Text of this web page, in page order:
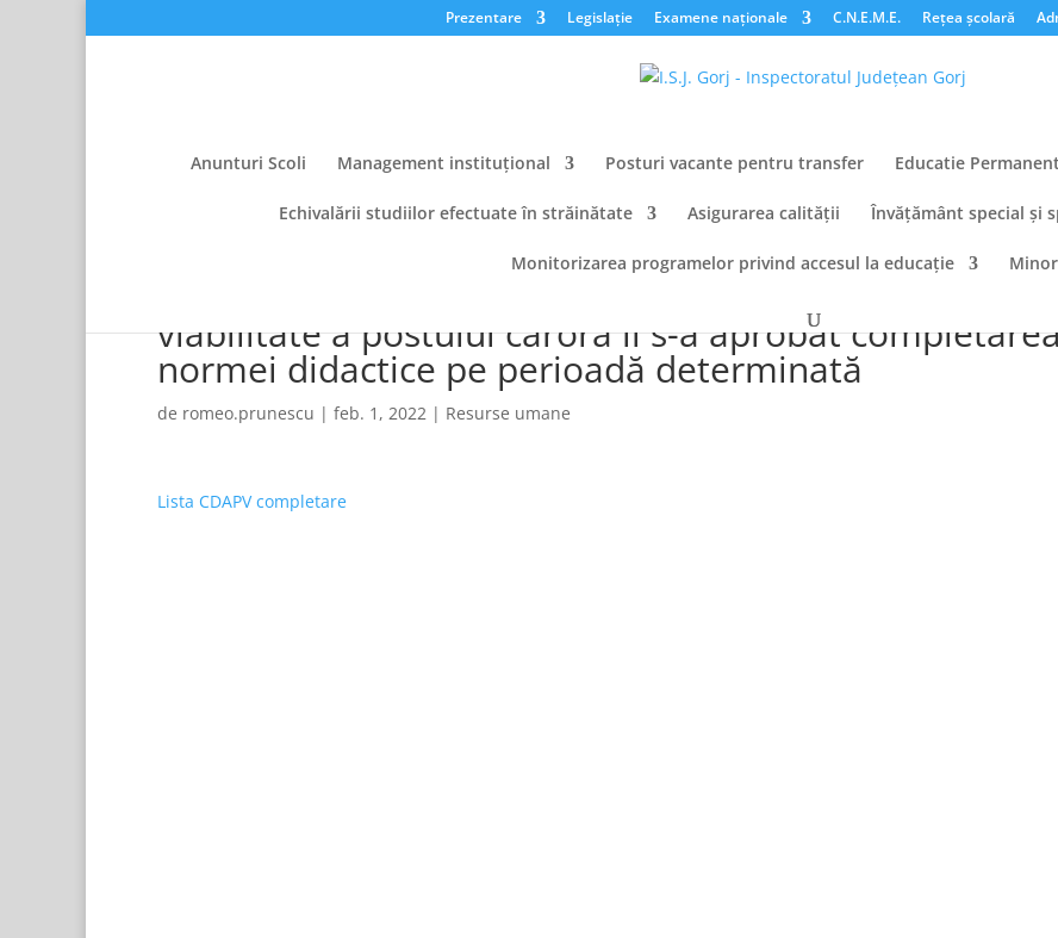
Prezentare Legislație Examene naționale C.N.E.M.E. Rețea școlară
Anunturi Scoli Management instituțional Posturi vacante pentru transfer Educatie
Echivalării studiilor efectuate în străinătate Asigurarea calității Învățământ special și
Monitorizarea programelor privind accesul la educație
viabilitate a postului cărora li s-a aprobat
normei didactice pe perioadă determinată
de romeo.prunescu | feb. 1, 2022 | Resurse umane
Lista CDAPV completare